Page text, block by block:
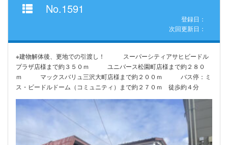
No.1591
登録日：
次回更新日：
※建物解体後、更地での引渡し！ スーパーシティアサヒビードル
プラザ店様まで約３５０ｍ ユニバース松園町店様まで約２８０
ｍ マックスバリュ三沢大町店様まで約２００ｍ バス停：ミ
ス・ビードルドーム（コミュニティ）まで約２７０ｍ 徒歩約４分